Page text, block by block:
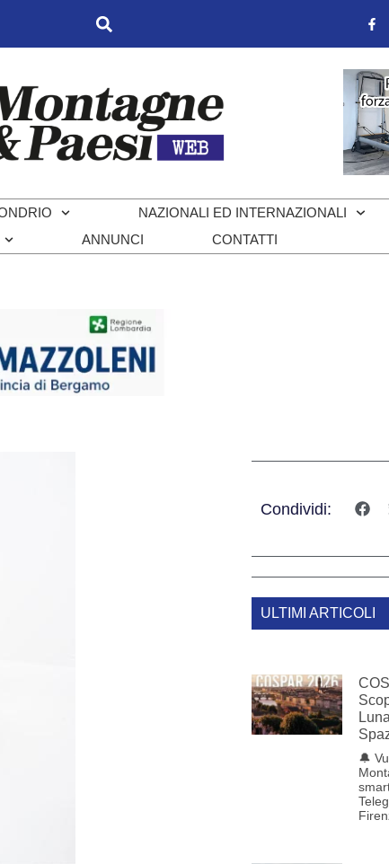
NAZIONALI ED INTERNAZIONALI
ANNUNCI CONTATTI
Condividi:
ULTIMI ARTICOLI
🔔